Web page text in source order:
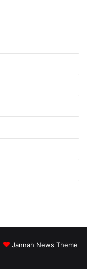
Jannah News Theme